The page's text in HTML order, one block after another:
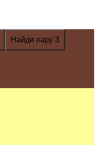
Найди пару 3